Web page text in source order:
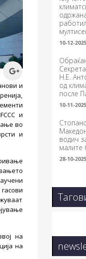
и
и
во
и
на
на
10-12-2025
Н.Е.
од
после
10-11-2025
водич
малите
28-10-2025